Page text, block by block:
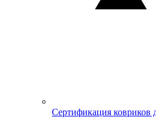
Сертификация ковриков